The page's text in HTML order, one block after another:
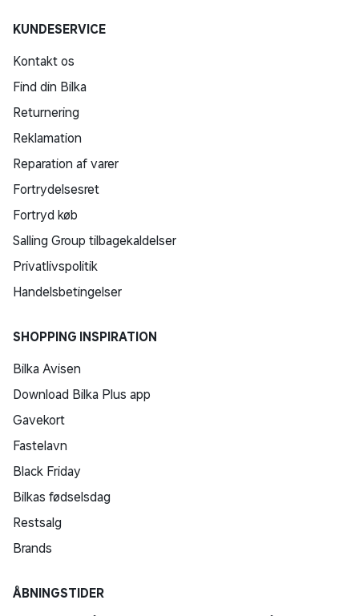
KUNDESERVICE
Kontakt os
Find din Bilka
Returnering
Reklamation
Reparation af varer
Fortrydelsesret
Fortryd køb
Salling Group tilbagekaldelser
Privatlivspolitik
Handelsbetingelser
SHOPPING INSPIRATION
Bilka Avisen
Download Bilka Plus app
Gavekort
Fastelavn
Black Friday
Bilkas fødselsdag
Restsalg
Brands
ÅBNINGSTIDER